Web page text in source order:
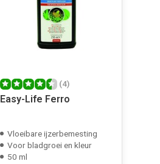
(4)
Easy-Life Ferro
Vloeibare ijzerbemesting
Voor bladgroei en kleur
50 ml